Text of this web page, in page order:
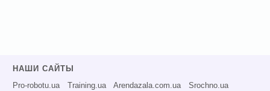
НАШИ САЙТЫ
Pro-robotu.ua Training.ua Arendazala.com.ua Srochno.ua